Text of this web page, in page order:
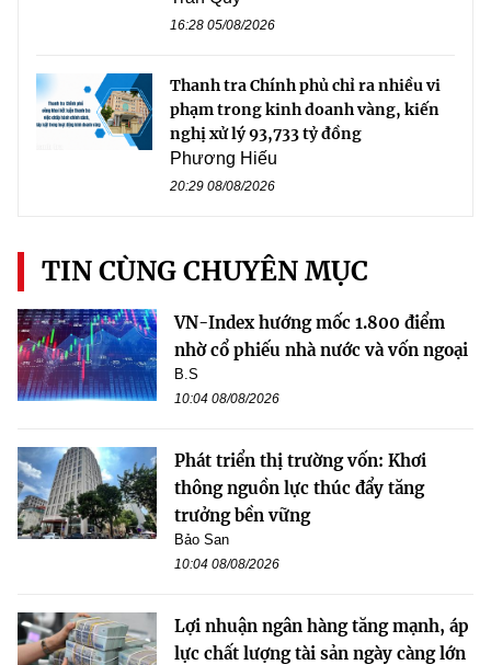
16:28 05/08/2026
Thanh tra Chính phủ chỉ ra nhiều vi
phạm trong kinh doanh vàng, kiến
nghị xử lý 93,733 tỷ đồng
Phương Hiếu
20:29 08/08/2026
TIN CÙNG CHUYÊN MỤC
VN-Index hướng mốc 1.800 điểm
nhờ cổ phiếu nhà nước và vốn ngoại
B.S
10:04 08/08/2026
Phát triển thị trường vốn: Khơi
thông nguồn lực thúc đẩy tăng
trưởng bền vững
Bảo San
10:04 08/08/2026
Lợi nhuận ngân hàng tăng mạnh, áp
lực chất lượng tài sản ngày càng lớn